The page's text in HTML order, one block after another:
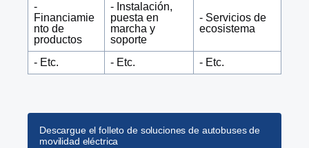
-
Financiamie
nto de
productos
- Instalación,
puesta en
marcha y
soporte
- Servicios de
ecosistema
- Etc. - Etc. - Etc.
Descargue el folleto de soluciones de autobuses de
movilidad eléctrica